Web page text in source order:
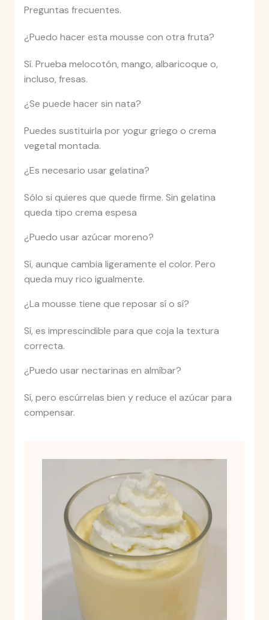
Preguntas frecuentes.
¿Puedo hacer esta mousse con otra fruta?
Sí. Prueba melocotón, mango, albaricoque o,
incluso, fresas.
¿Se puede hacer sin nata?
Puedes sustituirla por yogur griego o crema
vegetal montada.
¿Es necesario usar gelatina?
Sólo si quieres que quede firme. Sin gelatina
queda tipo crema espesa
¿Puedo usar azúcar moreno?
Sí, aunque cambia ligeramente el color. Pero
queda muy rico igualmente.
¿La mousse tiene que reposar sí o sí?
Sí, es imprescindible para que coja la textura
correcta.
¿Puedo usar nectarinas en almíbar?
Sí, pero escúrrelas bien y reduce el azúcar para
compensar.